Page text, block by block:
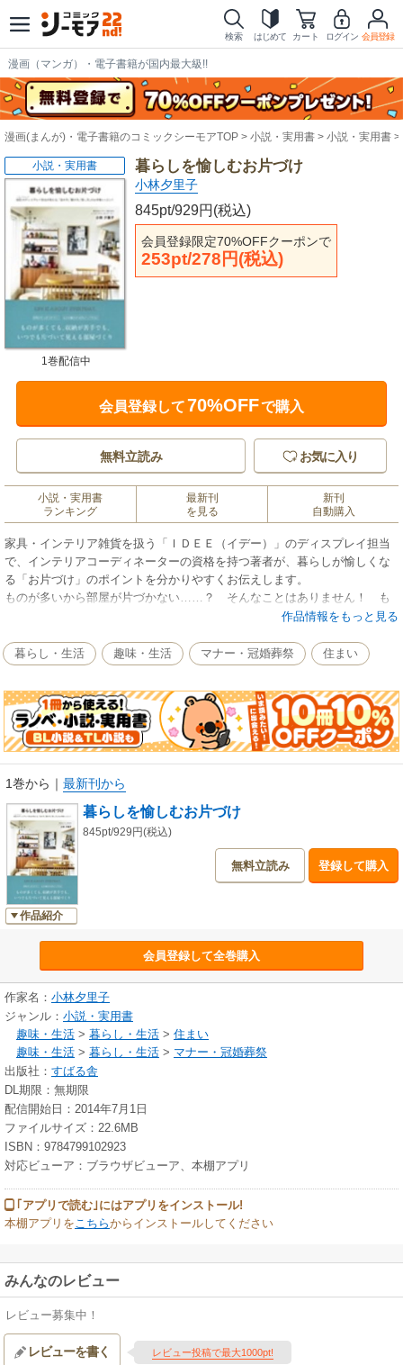
検索 はじめて カート ログイン 会員登録
漫画（マンガ）・電子書籍が国内最大級!!
漫画(まんが)・電子書籍のコミックシーモアTOP 小説・実用書 小説・実用書
暮らしを愉しむお片づけ
小林夕里子
845pt/929円(税込)
会員登録限定70%OFFクーポンで
253pt/278円(税込)
小説・実用書
1巻配信中
会員登録して70%OFFで購入
無料立読み お気に入り
小説・実用書
ランキング
最新刊
を見る
新刊
自動購入
家具・インテリア雑貨を扱う「ＩＤＥＥ（イデー）」のディスプレイ担当
で、インテリアコーディネーターの資格を持つ著者が、暮らしが愉しくな
る「お片づけ」のポイントを分かりやすくお伝えします。
ものが多いから部屋が片づかない……？ そんなことはありません！ も
のが多くても、収納が嫌いでも、捨てるのが苦手でも、片づいた部屋づく
「どうすれば片づいて見えるのか」という新しい視点で片づけをご紹介。
好きなものに囲まれて、居心地のよい空間で、暮らしを愉しみませんか？
作品情報をもっと見る
暮らし・生活 趣味・生活 マナー・冠婚葬祭 住まい
1巻から ｜ 最新刊から
作品紹介
暮らしを愉しむお片づけ
845pt/929円(税込)
無料立読み 登録して購入
会員登録して全巻購入
作家名： 小林夕里子
ジャンル： 小説・実用書
趣味・生活 > 暮らし・生活 > 住まい
趣味・生活 > 暮らし・生活 > マナー・冠婚葬祭
出版社： すばる舎
DL期限：無期限
配信開始日：2014年7月1日
ファイルサイズ：22.6MB
ISBN：9784799102923
対応ビューア：ブラウザビューア、本棚アプリ
｢アプリで読む｣にはアプリをインストール!
本棚アプリをこちらからインストールしてください
みんなのレビュー
レビュー募集中！
レビューを書く レビュー投稿で最大1000pt!